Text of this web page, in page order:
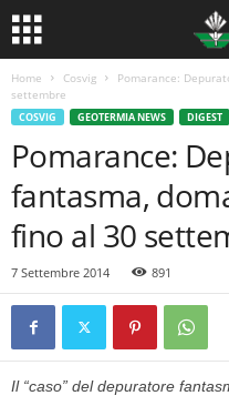
Home Cosvig
Pomarance:
settembre
COSVIG GEOTERMIA NEWS DIGEST
Pomarance:
fantasma,
fino al 30
7 Settembre 2014 891
Il “caso” del depuratore